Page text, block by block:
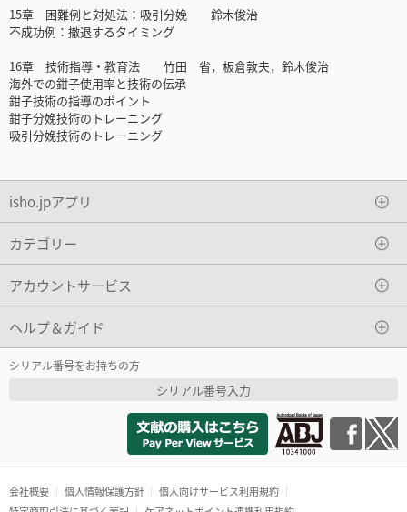
15章 困難例と対処法：吸引分娩 鈴木俊治
不成功例：撤退するタイミング
16章 技術指導・教育法 竹田 省，板倉敦夫，鈴木俊治
海外での鉗子使用率と技術の伝承
鉗子技術の指導のポイント
鉗子分娩技術のトレーニング
吸引分娩技術のトレーニング
isho.jpアプリ
カテゴリー
アカウントサービス
ヘルプ＆ガイド
シリアル番号をお持ちの方
シリアル番号入力
会社概要 個人情報保護方針
個人向けサービス利用規約